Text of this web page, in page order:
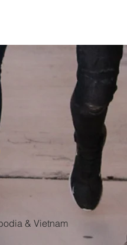
& Vietnam